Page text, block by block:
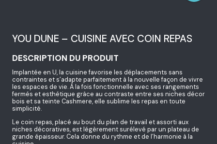
YOU DUNE – CUISINE AVEC COIN REPAS
DESCRIPTION DU PRODUIT
Implantée en U, la cuisine favorise les déplacements sans
contraintes et s’adapte parfaitement à la nouvelle façon de vivre
les espaces de vie. À la fois fonctionnelle avec ses rangements
fermés et esthétique grâce au contraste entre ses niches décor
bois et sa teinte Cashmere, elle sublime les repas en toute
simplicité.
Le coin repas, placé au bout du plan de travail et assorti aux
niches décoratives, est légèrement surélevé par un plateau de
grande épaisseur. Cela donne du rythme et de l’harmonie à la